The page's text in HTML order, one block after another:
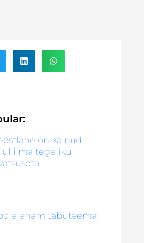
on käinud
ilma tegeliku
enam tabuteema!